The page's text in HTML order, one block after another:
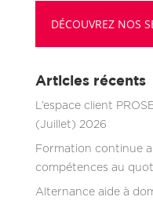
DÉCOUVREZ NOS
Articles récents
L’espace client
(Juillet) 2026
Formation continue
compétences au
Alternance aide à